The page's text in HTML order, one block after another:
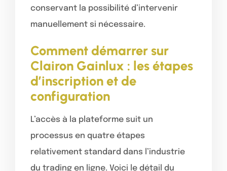
conservant la possibilité d’intervenir
manuellement si nécessaire.
Comment démarrer sur
Clairon Gainlux : les étapes
d’inscription et de
configuration
L’accès à la plateforme suit un
processus en quatre étapes
relativement standard dans l’industrie
du trading en ligne. Voici le détail du